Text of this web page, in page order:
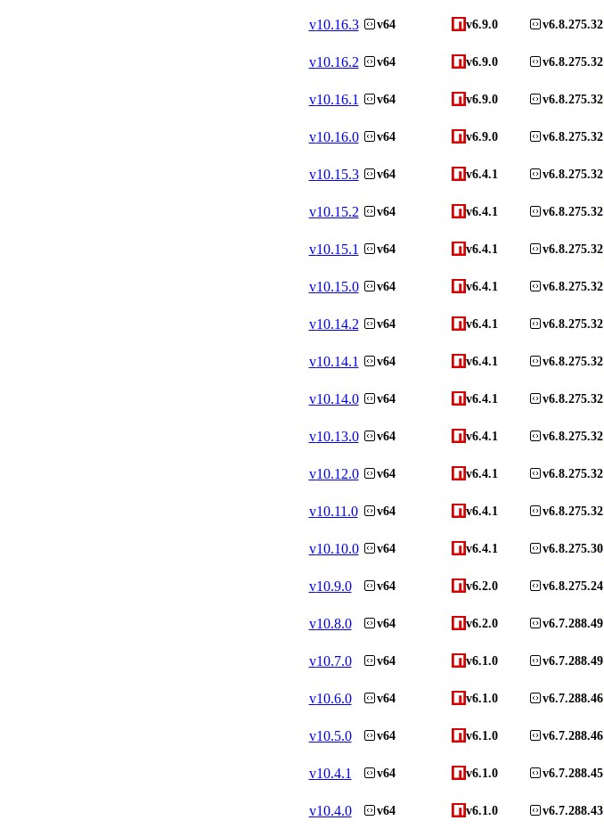
v10.16.3 v64 v6.9.0 v6.8.275.32
v10.16.2 v64 v6.9.0 v6.8.275.32
v10.16.1 v64 v6.9.0 v6.8.275.32
v10.16.0 v64 v6.9.0 v6.8.275.32
v10.15.3 v64 v6.4.1 v6.8.275.32
v10.15.2 v64 v6.4.1 v6.8.275.32
v10.15.1 v64 v6.4.1 v6.8.275.32
v10.15.0 v64 v6.4.1 v6.8.275.32
v10.14.2 v64 v6.4.1 v6.8.275.32
v10.14.1 v64 v6.4.1 v6.8.275.32
v10.14.0 v64 v6.4.1 v6.8.275.32
v10.13.0 v64 v6.4.1 v6.8.275.32
v10.12.0 v64 v6.4.1 v6.8.275.32
v10.11.0 v64 v6.4.1 v6.8.275.32
v10.10.0 v64 v6.4.1 v6.8.275.30
v10.9.0 v64 v6.2.0 v6.8.275.24
v10.8.0 v64 v6.2.0 v6.7.288.49
v10.7.0 v64 v6.1.0 v6.7.288.49
v10.6.0 v64 v6.1.0 v6.7.288.46
v10.5.0 v64 v6.1.0 v6.7.288.46
v10.4.1 v64 v6.1.0 v6.7.288.45
v10.4.0 v64 v6.1.0 v6.7.288.43